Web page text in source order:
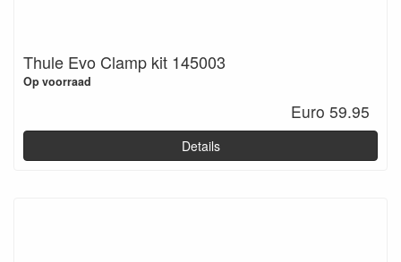
Thule Evo Clamp kit 145003
Op voorraad
Euro 59.95
Details